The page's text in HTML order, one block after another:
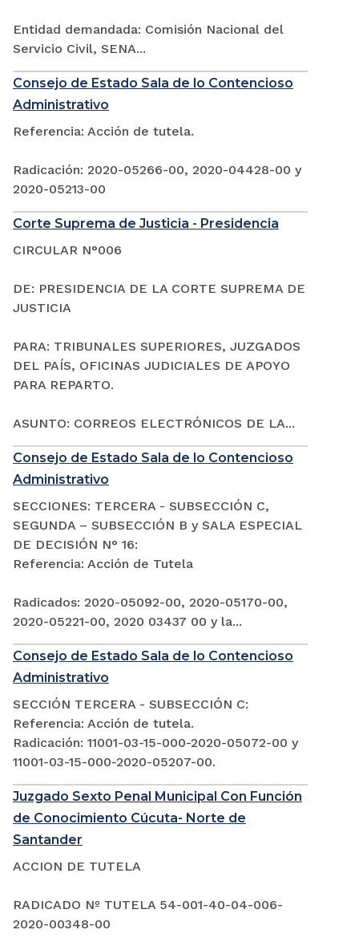
Entidad demandada: Comisión Nacional del
Servicio Civil, SENA...
Consejo de Estado Sala de lo Contencioso
Administrativo
Referencia: Acción de tutela.
Radicación: 2020-05266-00, 2020-04428-00 y
2020-05213-00
Corte Suprema de Justicia - Presidencia
CIRCULAR N°006
DE: PRESIDENCIA DE LA CORTE SUPREMA DE
JUSTICIA
PARA: TRIBUNALES SUPERIORES, JUZGADOS
DEL PAÍS, OFICINAS JUDICIALES DE APOYO
PARA REPARTO.
ASUNTO: CORREOS ELECTRÓNICOS DE LA...
Consejo de Estado Sala de lo Contencioso
Administrativo
SECCIONES: TERCERA - SUBSECCIÓN C,
SEGUNDA – SUBSECCIÓN B y SALA ESPECIAL
DE DECISIÓN N° 16:
Referencia: Acción de Tutela
Radicados: 2020-05092-00, 2020-05170-00,
2020-05221-00, 2020 03437 00 y la...
Consejo de Estado Sala de lo Contencioso
Administrativo
SECCIÓN TERCERA - SUBSECCIÓN C:
Referencia: Acción de tutela.
Radicación: 11001-03-15-000-2020-05072-00 y
11001-03-15-000-2020-05207-00.
Juzgado Sexto Penal Municipal Con Función
de Conocimiento Cúcuta- Norte de
Santander
ACCION DE TUTELA
RADICADO Nº TUTELA 54-001-40-04-006-
2020-00348-00